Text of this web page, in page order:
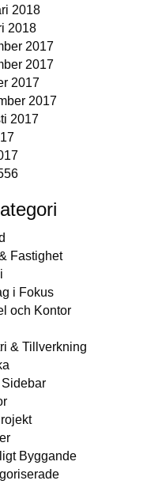
2018
2018
2017
2017
2017
2017
2017
Fastighet
i Fokus
och Kontor
& Tillverkning
Sidebar
Byggande